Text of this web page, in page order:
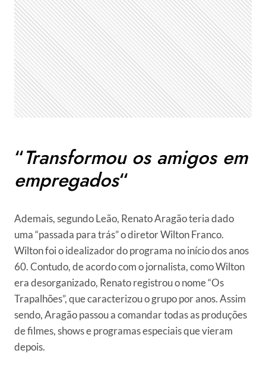
“Transformou os amigos em
empregados“
Ademais, segundo Leão, Renato Aragão teria dado
uma “passada para trás” o diretor Wilton Franco.
Wilton foi o idealizador do programa no início dos anos
60. Contudo, de acordo com o jornalista, como Wilton
era desorganizado, Renato registrou o nome “Os
Trapalhões”, que caracterizou o grupo por anos. Assim
sendo, Aragão passou a comandar todas as produções
de filmes, shows e programas especiais que vieram
depois.